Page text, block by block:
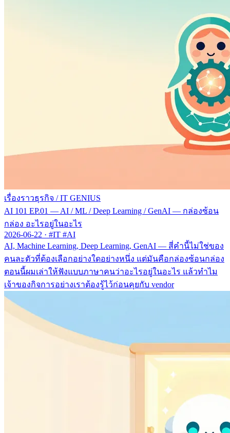
เรื่องราวธุรกิจ / IT GENIUS
AI 101 EP.01 — AI / ML / Deep Learning / GenAI — กล่องซ้อน
กล่อง อะไรอยู่ในอะไร
2026-06-22 · #IT #AI
AI, Machine Learning, Deep Learning, GenAI — สี่คำนี้ไม่ใช่ของ
คนละตัวที่ต้องเลือกอย่างใดอย่างหนึ่ง แต่มันคือกล่องซ้อนกล่อง
ตอนนี้ผมเล่าให้ฟังแบบภาษาคนว่าอะไรอยู่ในอะไร แล้วทำไม
เจ้าของกิจการอย่างเราต้องรู้ไว้ก่อนคุยกับ vendor